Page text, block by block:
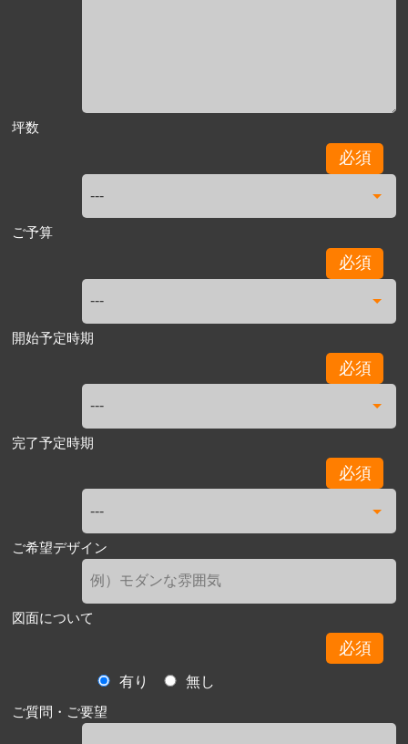
坪数
必須
ご予算
必須
開始予定時期
必須
完了予定時期
必須
ご希望デザイン
図面について
必須
有り
無し
ご質問・ご要望